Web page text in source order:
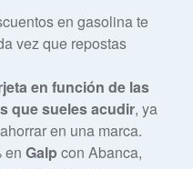
en gasolina te
vez que repostas
en función de las
que sueles acudir, ya
en una marca.
en Galp con Abanca,